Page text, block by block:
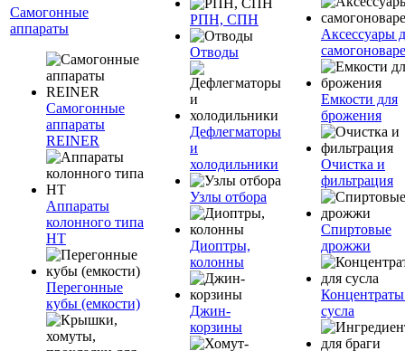
Самогонные
аппараты
Самогонные
аппараты
REINER
Аппараты
колонного типа
НТ
Перегонные
кубы (емкости)
РПН, СПН
Отводы
Дефлегматоры
и
холодильники
Узлы отбора
Диоптры,
колонны
Джин-
корзины
Аксессуары
Емкости для
брожения
Очистка и
фильтрация
Спиртовые
дрожжи
сусла